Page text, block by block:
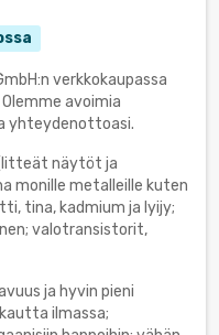
verkkokaupassa
avoimia
yhteydenottoasi.
näytöt ja
monille metalleille kuten
tina, kadmium ja lyijy;
valotransistorit,
ja hyvin pieni
ilmassa;